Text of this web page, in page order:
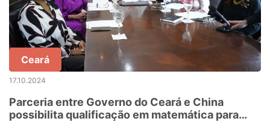
Ceará
17.10.2024
Parceria entre Governo do Ceará e China
possibilita qualificação em matemática para